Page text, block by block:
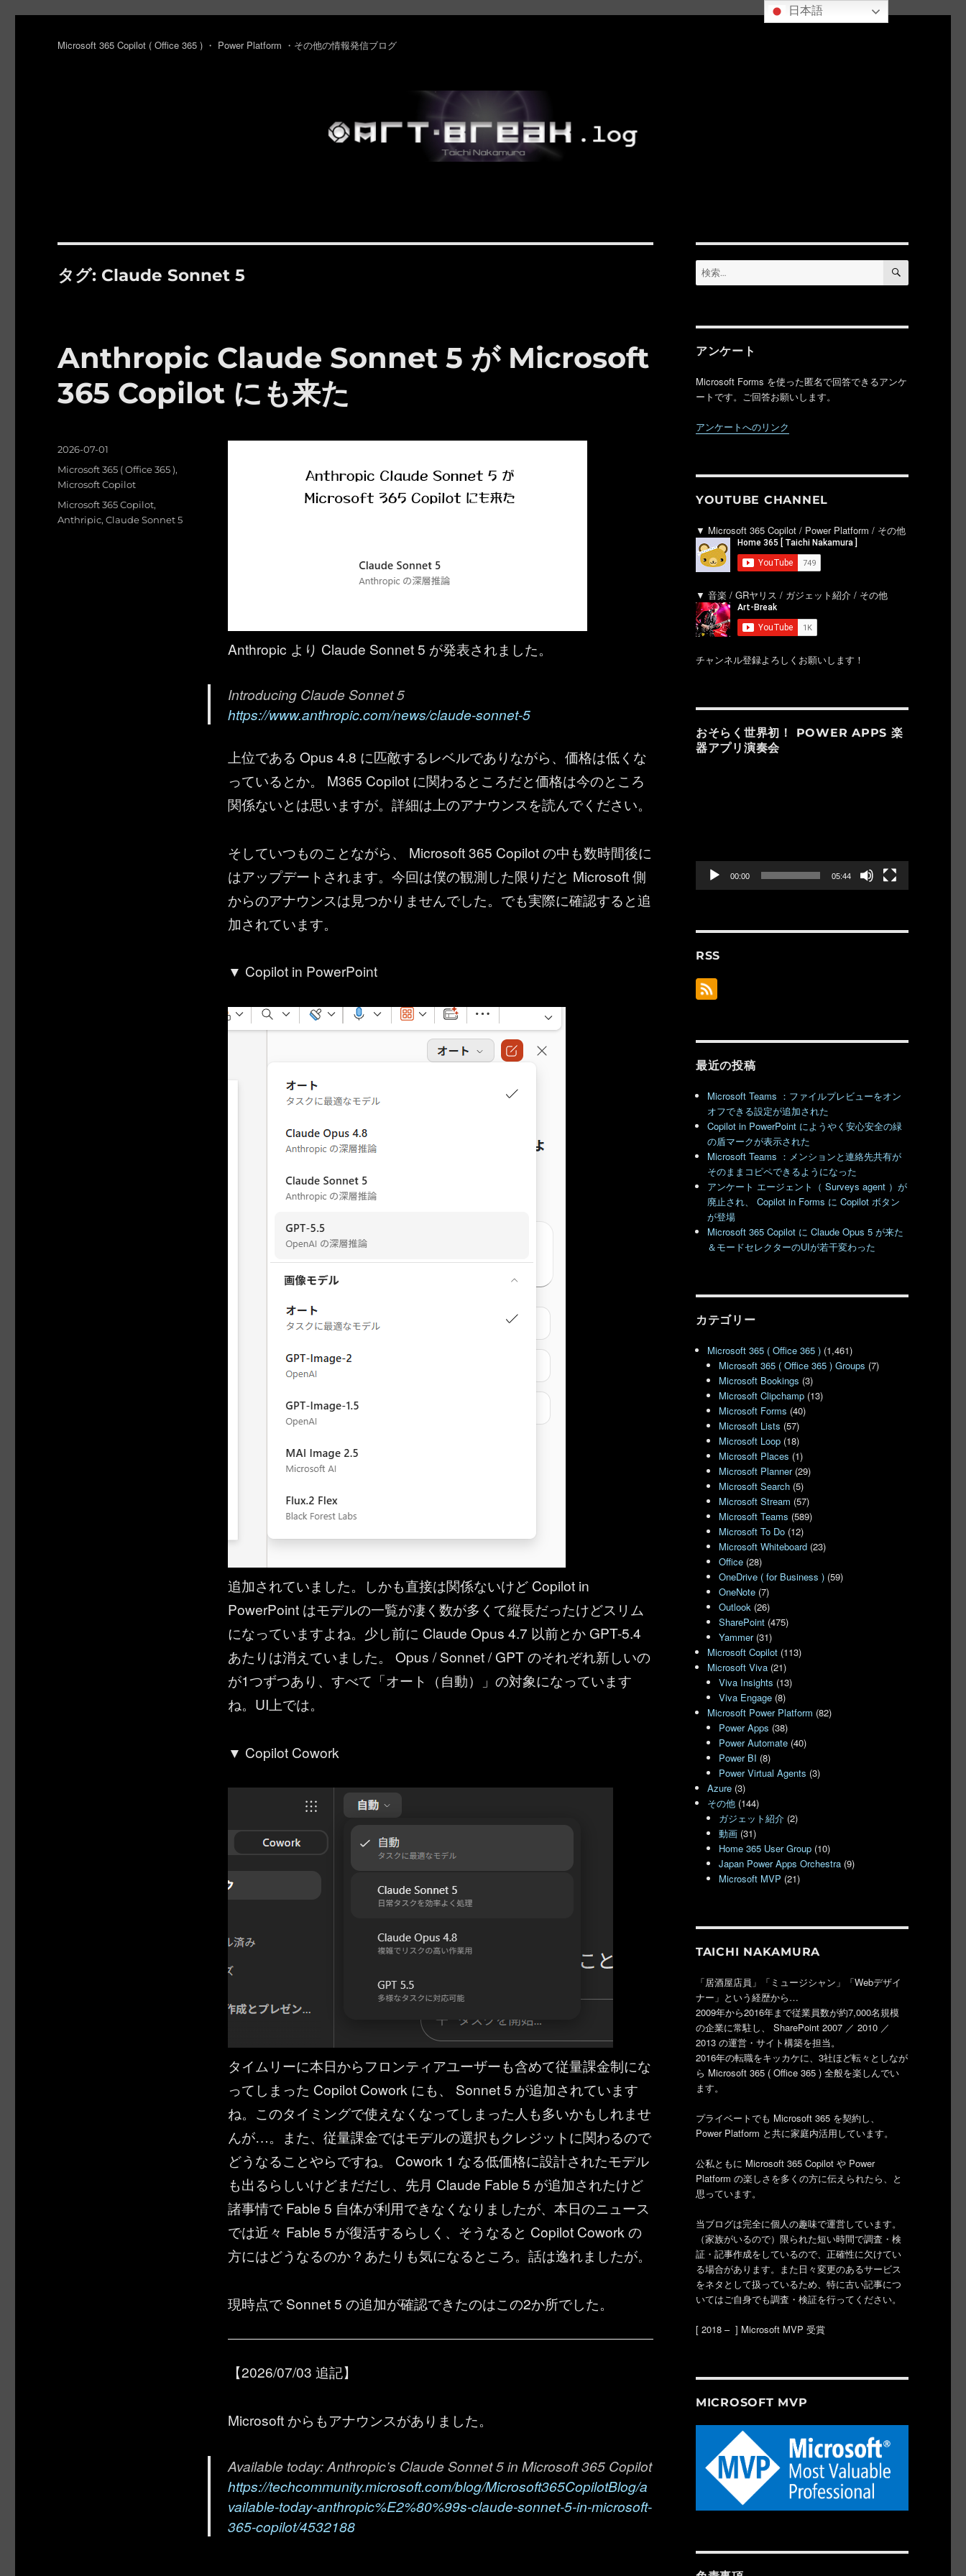
Microsoft 365 Copilot ( Office 365 ) ・ Power Platform ・その他の情報発信ブログ
タグ: Claude Sonnet 5
Anthropic Claude Sonnet 5 が Microsoft
365 Copilot にも来た
Anthropic より Claude Sonnet 5 が発表されました。
Introducing Claude Sonnet 5
https://www.anthropic.com/news/claude-sonnet-5
上位である Opus 4.8 に匹敵するレベルでありながら、価格は低くな
っているとか。 M365 Copilot に関わるところだと価格は今のところ
関係ないとは思いますが。詳細は上のアナウンスを読んでください。
そしていつものことながら、 Microsoft 365 Copilot の中も数時間後に
はアップデートされます。今回は僕の観測した限りだと Microsoft 側
からのアナウンスは見つかりませんでした。でも実際に確認すると追
加されています。
▼ Copilot in PowerPoint
追加されていました。しかも直接は関係ないけど Copilot in
PowerPoint はモデルの一覧が凄く数が多くて縦長だったけどスリム
になっていますよね。少し前に Claude Opus 4.7 以前とか GPT-5.4
あたりは消えていました。 Opus / Sonnet / GPT のそれぞれ新しいの
が1つずつあり、すべて「オート（自動）」の対象になっています
ね。UI上では。
▼ Copilot Cowork
タイムリーに本日からフロンティアユーザーも含めて従量課金制にな
ってしまった Copilot Cowork にも、 Sonnet 5 が追加されています
ね。このタイミングで使えなくなってしまった人も多いかもしれませ
んが…。また、従量課金ではモデルの選択もクレジットに関わるので
どうなることやらですね。 Cowork 1 なる低価格に設計されたモデル
も出るらしいけどまだだし、先月 Claude Fable 5 が追加されたけど
諸事情で Fable 5 自体が利用できなくなりましたが、本日のニュース
では近々 Fable 5 が復活するらしく、そうなると Copilot Cowork の
方にはどうなるのか？あたりも気になるところ。話は逸れましたが。
現時点で Sonnet 5 の追加が確認できたのはこの2か所でした。
【2026/07/03 追記】
Microsoft からもアナウンスがありました。
Available today: Anthropic’s Claude Sonnet 5 in Microsoft 365 Copilot
https://techcommunity.microsoft.com/blog/Microsoft365CopilotBlog/a
vailable-today-anthropic%E2%80%99s-claude-sonnet-5-in-microsoft-
365-copilot/4532188
投
日:
2026-07-01
カ
テ
Microsoft 365 ( Office 365 ),
Microsoft Copilot
タ
グ
Microsoft 365 Copilot,
Anthripic,Claude Sonnet 5
検
索:
検
アンケート
Microsoft Forms を使った匿名で回答できるアンケ
ートです。ご回答お願いします。
アンケートへのリンク
YOUTUBE CHANNEL
▼ Microsoft 365 Copilot / Power Platform / その他
▼ 音楽 / GRヤリス / ガジェット紹介 / その他
チャンネル登録よろしくお願いします！
おそらく世界初！ POWER APPS 楽
器アプリ演奏会
00:00 05:44
RSS
最近の投稿
Microsoft Teams ：ファイルプレビューをオン
オフできる設定が追加された
Copilot in PowerPoint にようやく安心安全の緑
の盾マークが表示された
Microsoft Teams ：メンションと連絡先共有が
そのままコピペできるようになった
アンケート エージェント（ Surveys agent ）が
廃止され、 Copilot in Forms に Copilot ボタン
が登場
Microsoft 365 Copilot に Claude Opus 5 が来た
＆モードセレクターのUIが若干変わった
カテゴリー
Microsoft 365 ( Office 365 ) (1,461)
Microsoft 365 ( Office 365 ) Groups (7)
Microsoft Bookings (3)
Microsoft Clipchamp (13)
Microsoft Forms (40)
Microsoft Lists (57)
Microsoft Loop (18)
Microsoft Places (1)
Microsoft Planner(29)
Microsoft Search (5)
Microsoft Stream (57)
Microsoft Teams (589)
Microsoft To Do (12)
Microsoft Whiteboard (23)
Office (28)
OneDrive ( for Business ) (59)
OneNote (7)
Outlook (26)
SharePoint (475)
Yammer(31)
Microsoft Copilot (113)
Microsoft Viva (21)
Viva Insights (13)
Viva Engage (8)
Microsoft Power Platform (82)
Power Apps (38)
Power Automate (40)
Power BI (8)
Power Virtual Agents (3)
Azure (3)
その他 (144)
ガジェット紹介 (2)
動画 (31)
Home 365 User Group (10)
Japan Power Apps Orchestra (9)
Microsoft MVP (21)
TAICHI NAKAMURA
「居酒屋店員」「ミュージシャン」「Webデザイ
ナー」という経歴から…
2009年から2016年まで従業員数が約7,000名規模
の企業に常駐し、 SharePoint 2007 ／ 2010 ／
2013 の運営・サイト構築を担当。
2016年の転職をキッカケに、3社ほど転々としなが
ら Microsoft 365 ( Office 365 ) 全般を楽しんでい
ます。
プライベートでも Microsoft 365 を契約し、
Power Platform と共に家庭内活用しています。
公私ともに Microsoft 365 Copilot や Power
Platform の楽しさを多くの方に伝えられたら、と
思っています。
当ブログは完全に個人の趣味で運営しています。
（家族がいるので）限られた短い時間で調査・検
証・記事作成をしているので、正確性に欠けてい
る場合があります。また日々変更のあるサービス
をネタとして扱っているため、特に古い記事につ
いてはご自身でも調査・検証を行ってください。
[ 2018 – ] Microsoft MVP 受賞
MICROSOFT MVP
日本語